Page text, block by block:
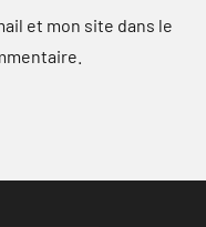
et mon site dans le